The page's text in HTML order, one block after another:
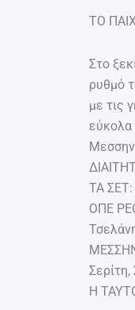
ΤΟ
Στο
ρυθμό
με τις
εύκολα
ΤΑ ΣΕΤ:
ΟΠΕ
Η